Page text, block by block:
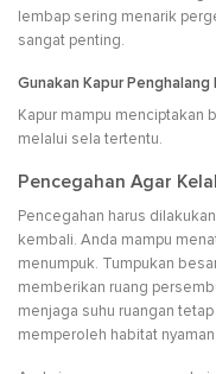
lembap sering menarik
sangat penting.
Gunakan Kapur Penghalang
Kapur mampu menciptakan
melalui sela tertentu.
Pencegahan Agar
Pencegahan harus
kembali. Anda mampu
menumpuk. Tumpukan
memberikan ruang
menjaga suhu ruangan
memperoleh habitat nyaman.